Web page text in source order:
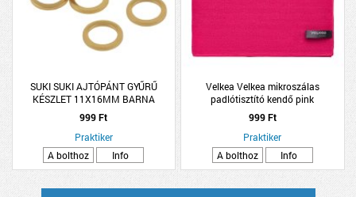
SUKI SUKI AJTÓPÁNT GYŰRŰ
KÉSZLET 11X16MM BARNA
10DB/CSOMAG
999 Ft
Praktiker
A bolthoz
Info
Velkea Velkea mikroszálas
padlótisztító kendő pink
999 Ft
Praktiker
A bolthoz
Info